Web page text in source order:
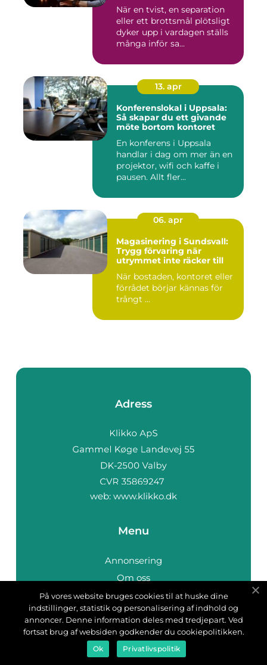
När en tvist, en separation
eller ett brottsmål plötsligt
dyker upp i vardagen ställs
många inför sa...
13. apr
Konferenslokal i Uppsala:
Så skapar du ett givande
möte bortom kontoret
En konferens i Uppsala
handlar i dag om mer än en
projektor, wifi och kaffe i
pausen. Allt fler...
06. apr
Magasinering i Sundsvall:
Trygg förvaring när
utrymmet inte räcker till
När bostaden, kontoret eller
förrådet börjar kännas för
trångt ...
Adress
web: www.klikko.dk
Menu
Annonsering
Om oss
Cookies
Kontakta oss
Sitemap
På vores website bruges cookies til at huske dine
indstillinger, statistik og personalisering af indhold og
annoncer. Denne information deles med tredjepart. Ved
fortsat brug af websiden godkender du cookiepolitikken.
Ok Privatlivspolitik